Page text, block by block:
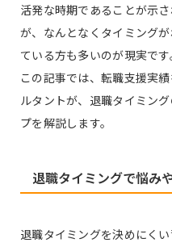
活発な時期であることが示
が、なんとなくタイミング
ている方も多いのが現実です
この記事では、転職支援実
ルタントが、退職タイミン
プを解説します。
退職タイミングで悩み
退職タイミングを決めにく